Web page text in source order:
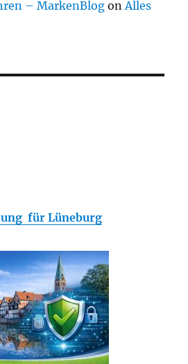
– MarkenBlog onAlles
für Lüneburg